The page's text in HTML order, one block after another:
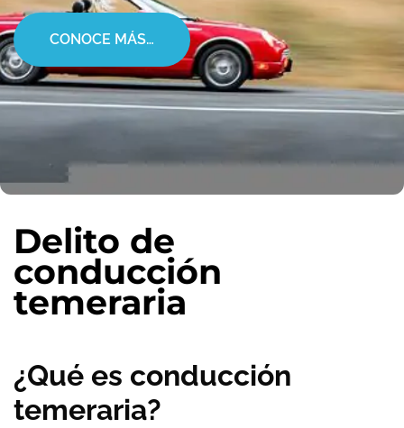
CONOCE MÁS…
Delito de
conducción
temeraria
¿Qué es conducción
temeraria?